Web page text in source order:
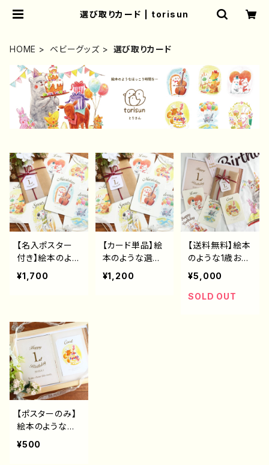
選び取りカード | torisun
HOME ベビーグッズ 選び取りカード
【名入ポスター
付き】絵本のよう
な選び取りカー
¥1,700
【カード単品】絵
本のような選び
取りカード
¥1,200
【送料無料】絵本
のような1歳お誕
生日セット
¥5,000
SOLD OUT
【ポスターのみ】
絵本のような選
び取りカード用
¥500